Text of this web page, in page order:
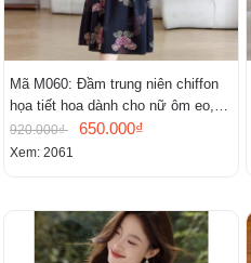
Mã M060: Đầm trung niên chiffon
họa tiết hoa dành cho nữ ôm eo,
cổ chữ V, đầm midi tay ngắn thanh
lịch.
920.000₫ 650.000₫
Xem: 2061